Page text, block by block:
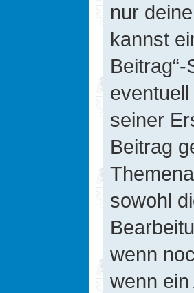
nur
kannst
seiner
Beitrag
sowohl
wenn
wenn